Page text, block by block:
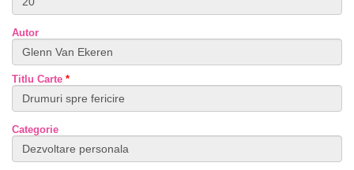
Autor
Titlu Carte *
Categorie